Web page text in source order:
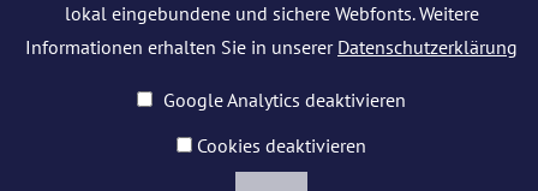
lokal eingebundene und sichere Webfonts. Weitere
Informationen erhalten Sie in unserer Datenschutzerklärung
Google Analytics deaktivieren
Cookies deaktivieren